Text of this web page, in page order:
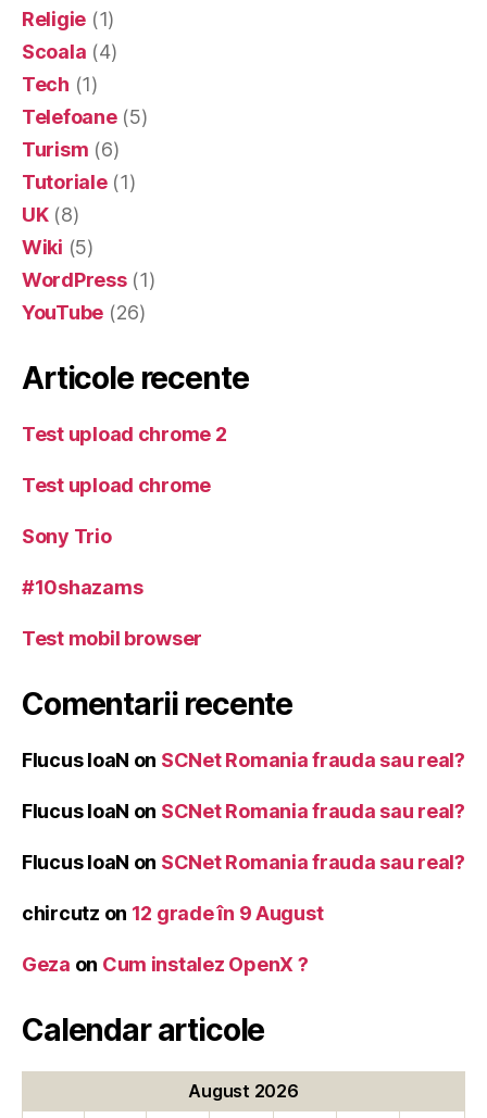
Religie (1)
Scoala (4)
Tech (1)
Telefoane(5)
Turism (6)
Tutoriale(1)
UK(8)
Wiki (5)
WordPress(1)
YouTube (26)
Articole recente
Test upload chrome 2
Test upload chrome
Sony Trio
#10shazams
Test mobil browser
Comentarii recente
Flucus IoaN on SCNet Romania frauda sau real?
Flucus IoaN on SCNet Romania frauda sau real?
Flucus IoaN on SCNet Romania frauda sau real?
chircutz on 12 grade în 9 August
Geza on Cum instalez OpenX ?
Calendar articole
August 2026